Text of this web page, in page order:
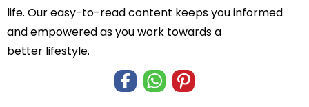
life. Our easy-to-read content keeps you informed
and empowered as you work towards a
better lifestyle.